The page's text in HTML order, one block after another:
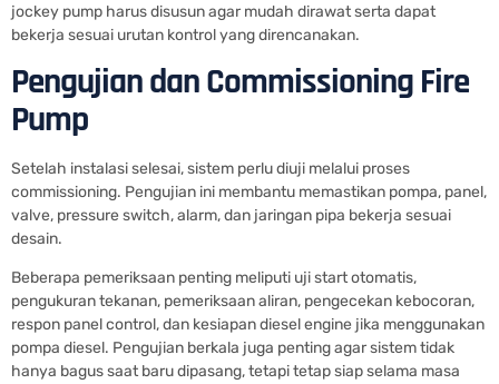
jockey pump harus disusun agar mudah dirawat serta dapat
bekerja sesuai urutan kontrol yang direncanakan.
Pengujian dan Commissioning Fire
Pump
Setelah instalasi selesai, sistem perlu diuji melalui proses
commissioning. Pengujian ini membantu memastikan pompa, panel,
valve, pressure switch, alarm, dan jaringan pipa bekerja sesuai
desain.
Beberapa pemeriksaan penting meliputi uji start otomatis,
pengukuran tekanan, pemeriksaan aliran, pengecekan kebocoran,
respon panel control, dan kesiapan diesel engine jika menggunakan
pompa diesel. Pengujian berkala juga penting agar sistem tidak
hanya bagus saat baru dipasang, tetapi tetap siap selama masa